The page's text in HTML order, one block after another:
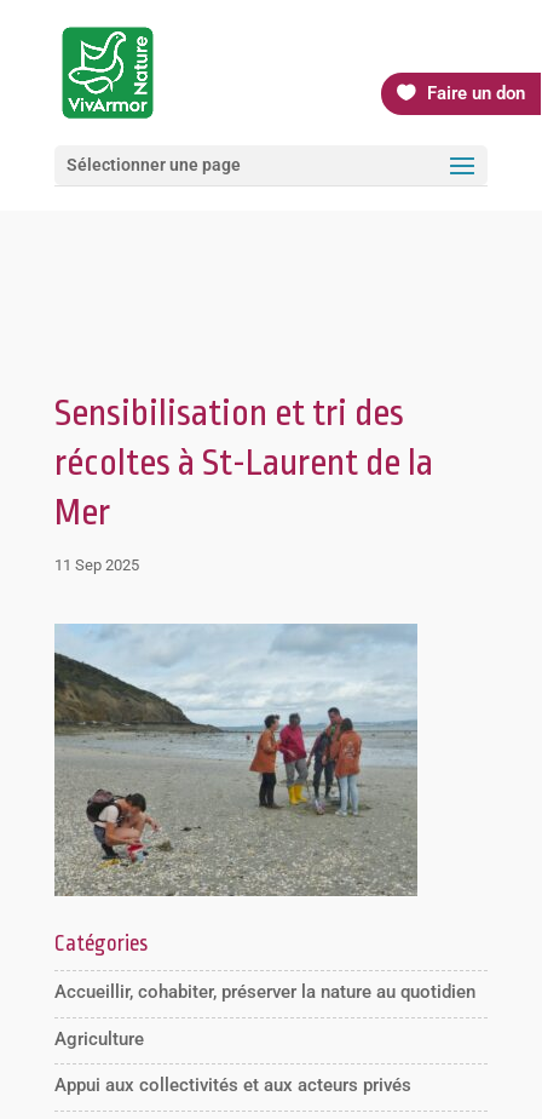
Faire un don
Sélectionner une page
Sensibilisation et tri des
récoltes à St-Laurent de la
Mer
11 Sep 2025
Catégories
Accueillir, cohabiter, préserver la nature au quotidien
Agriculture
Appui aux collectivités et aux acteurs privés